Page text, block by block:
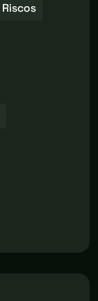
Riscos